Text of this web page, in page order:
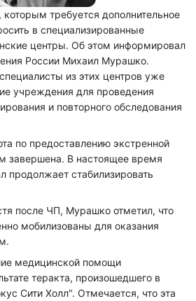
требуется дополнительное
в специализированные
центры. Об этом информировал
России Михаил Мурашко.
из этих центров уже
учреждения для проведения
и повторного обследования
по предоставлению экстренной
завершена. В настоящее время
продолжает стабилизировать
после ЧП, Мурашко отметил, что
мобилизованы для оказания
медицинской помощи
теракта, произошедшего в
Сити Холл". Отмечается, что эта